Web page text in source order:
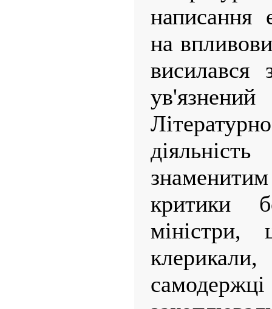
написання
на
висилався
критики
міністри,